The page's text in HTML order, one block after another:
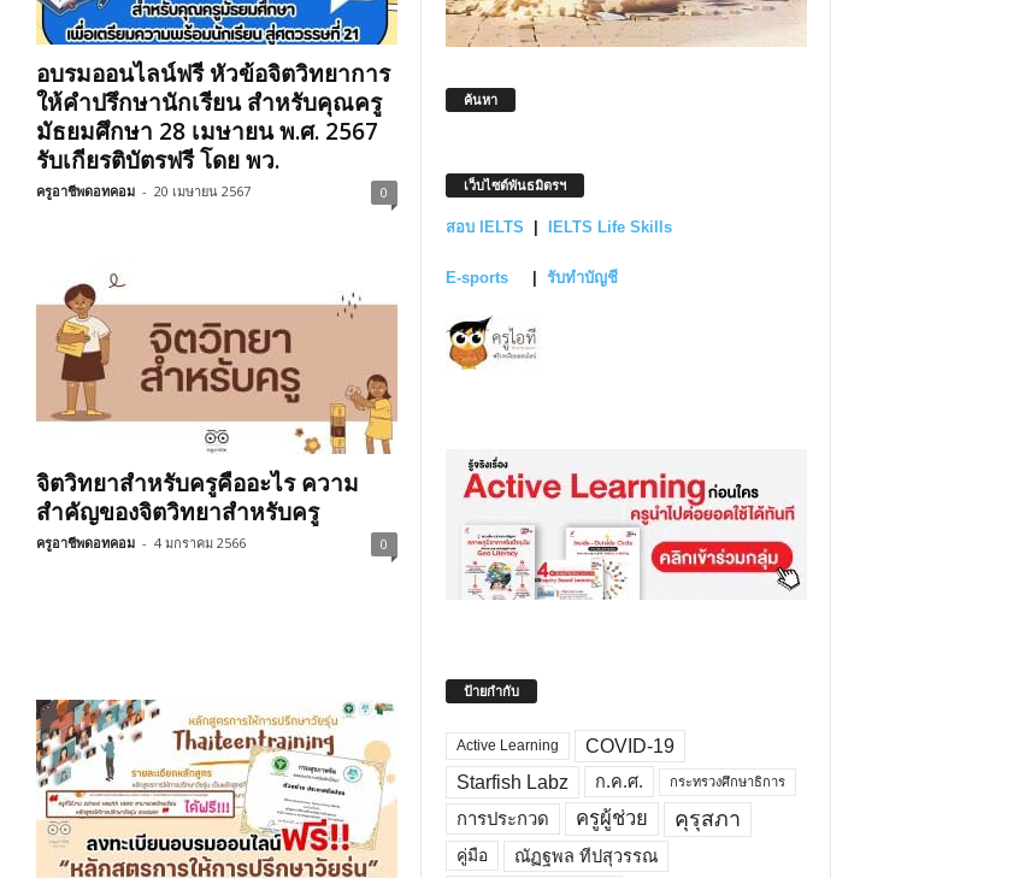
อบรมออนไลน์ฟรี หัวข้อจิตวิทยาการ
ให้คำปรึกษานักเรียน สำหรับคุณครู
มัธยมศึกษา 28 เมษายน พ.ศ. 2567
รับเกียรติบัตรฟรี โดย พว.
ครูอาชีพดอทคอม - 20 เมษายน 2567 0
จิตวิทยาสำหรับครูคืออะไร ความ
สำคัญของจิตวิทยาสำหรับครู
ครูอาชีพดอทคอม - 4 มกราคม 2566 0
ค้นหา
เว็บไซต์พันธมิตรฯ
สอบ IELTS IELTS Life Skills
E-sports รับทำบัญชี
ป้ายกำกับ
Active Learning
COVID-19
Starfish Labz
ก.ค.ศ. กระทรวงศึกษาธิการ
การประกวด ครูผู้ช่วย คุรุสภา
คู่มือ ณัฏฐพล ทีปสุวรรณ